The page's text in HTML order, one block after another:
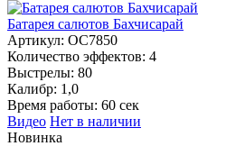
Батарея салютов Бахчисарай
Артикул: ОС7850
Количество эффектов: 4
Выстрелы: 80
Калибр: 1,0
Время работы: 60 сек
Видео Нет в наличии
Новинка